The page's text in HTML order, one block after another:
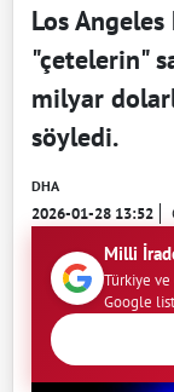
Los
"çetelerin"
milyar
söyledi.
DHA
2026-01-28 13:52
Milli
Türkiye
Google